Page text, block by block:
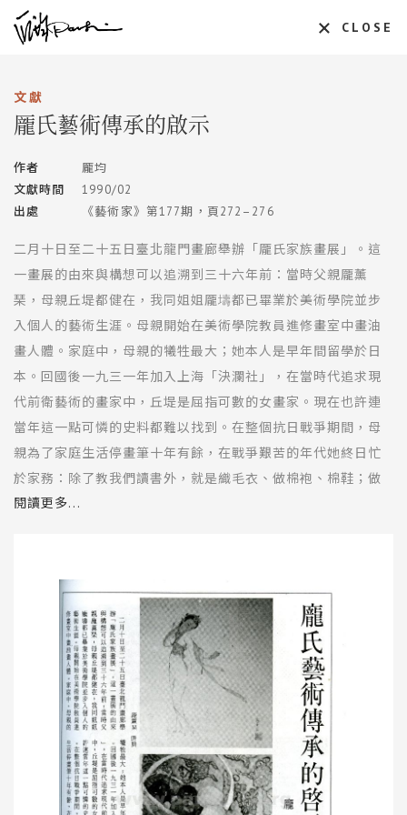
CLOSE
文獻
龎氏藝術傳承的啟示
作者
龎均
文獻時間
1990/02
出處
《藝術家》第177期，頁272–276
二月十日至二十五日臺北龍門畫廊舉辦「龎氏家族畫展」。這
一畫展的由來與構想可以追溯到三十六年前：當時父親龎薰
琹，母親丘堤都健在，我同姐姐龎壔都已畢業於美術學院並步
入個人的藝術生涯。母親開始在美術學院教員進修畫室中畫油
畫人體。家庭中，母親的犧牲最大；她本人是早年間留學於日
本。回國後一九三一年加入上海「決瀾社」，在當時代追求現
代前衛藝術的畫家中，丘堤是屈指可數的女畫家。現在也許連
當年這一點可憐的史料都難以找到。在整個抗日戰爭期間，母
親為了家庭生活停畫筆十年有餘，在戰爭艱苦的年代她終日忙
於家務：除了教我們讀書外，就是織毛衣、做棉袍、棉鞋；做
鹹鴨蛋、豆腐乳、香腸、臘肉……。戰爭年代很難找到油畫色
惋傷的是：正當母親有條件重提畫筆，家庭聯展即將憬然赴
目，大陸一場針對知識分子的「反右派」鬥爭把此憧憬打得煙
消雲散。「反右」中期母親死於心臟病，享年四十八歲。
「龎氏家族畫展」今日以不大的規模首展於臺北，父母早已在
九泉之下；母親離世三十二年，父親去世近五年之久。龎氏家
族的藝術家已經由兩代變為三代，同時仍然保持青（清）一色
的藝術之家本色；在藝術上從來不論輩分資歷，只論藝術好
壞，各自擇善固執共處於一堂。我們活著的後代，對這一原則
之堅持，父母地下有知也就瞑目千古。
閱讀更多...